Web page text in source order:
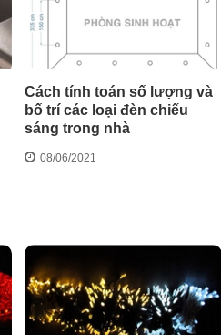
Cách tính toán số lượng và
bố trí các loại đèn chiếu
sáng trong nhà
08/06/2021